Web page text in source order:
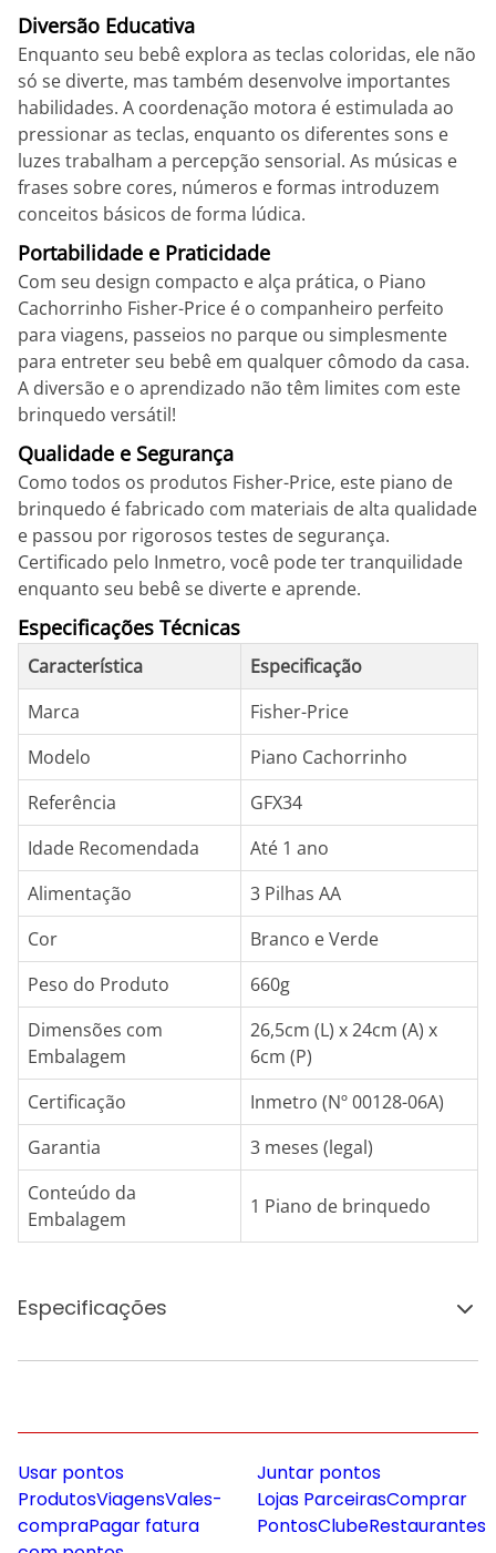
Diversão Educativa
Enquanto seu bebê explora as teclas coloridas, ele não
só se diverte, mas também desenvolve importantes
habilidades. A coordenação motora é estimulada ao
pressionar as teclas, enquanto os diferentes sons e
luzes trabalham a percepção sensorial. As músicas e
frases sobre cores, números e formas introduzem
conceitos básicos de forma lúdica.
Portabilidade e Praticidade
Com seu design compacto e alça prática, o Piano
Cachorrinho Fisher-Price é o companheiro perfeito
para viagens, passeios no parque ou simplesmente
para entreter seu bebê em qualquer cômodo da casa.
A diversão e o aprendizado não têm limites com este
brinquedo versátil!
Qualidade e Segurança
Como todos os produtos Fisher-Price, este piano de
brinquedo é fabricado com materiais de alta qualidade
e passou por rigorosos testes de segurança.
Certificado pelo Inmetro, você pode ter tranquilidade
enquanto seu bebê se diverte e aprende.
Especificações Técnicas
Característica
Especificação
Marca
Fisher-Price
Modelo
Piano Cachorrinho
Referência
GFX34
Idade Recomendada
Até 1 ano
Alimentação
3 Pilhas AA
Cor
Branco e Verde
Peso do Produto
660g
Dimensões com
Embalagem
26,5cm (L) x 24cm (A) x
6cm (P)
Certificação
Inmetro (Nº 00128-06A)
Garantia
3 meses (legal)
Conteúdo da
Embalagem
1 Piano de brinquedo
Especificações
Usar pontos
ProdutosViagensVales-
compraPagar fatura
Juntar pontos
Lojas ParceirasComprar
PontosClubeRestaurantes